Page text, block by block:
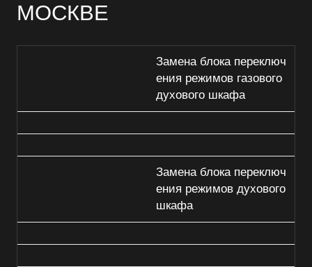
МОСКВЕ
Замена блока переключ
ения режимов газового
духового шкафа
Замена блока переключ
ения режимов духового
шкафа